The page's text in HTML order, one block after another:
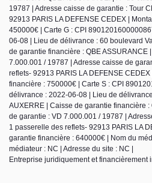
19787 | Adresse caisse de garantie : Tour
92913 PARIS LA DEFENSE CEDEX |
450000€ | Carte G : CPI
06-08 | Lieu de délivrance : 60 boulevard
de garantie financière : QBE ASSURANCE
7.000.001 / 19787 | Adresse caisse de
reflets- 92913 PARIS LA DEFENSE
financière : 750000€ | Carte S : CPI
délivrance : 2022-06-08 | Lieu de
AUXERRE | Caisse de garantie financière :
de garantie : VD 7.000.001 / 19787 |
1 passerelle des reflets- 92913 PARIS LA
garantie financière : 640000€ | Nom du
médiateur : NC | Adresse du site : NC |
Entreprise juridiquement et financièrement